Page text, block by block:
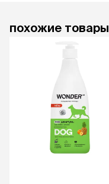
похожие товары